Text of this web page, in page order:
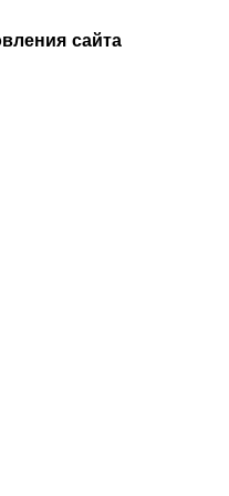
сайта